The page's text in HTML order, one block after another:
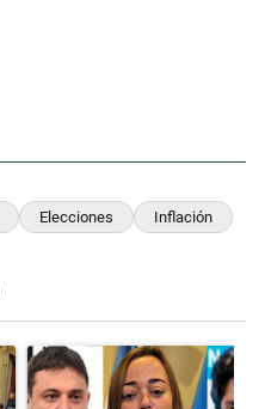
Elecciones Inflación
título "Qué queda de la ley de
Un artículo de tendencia con